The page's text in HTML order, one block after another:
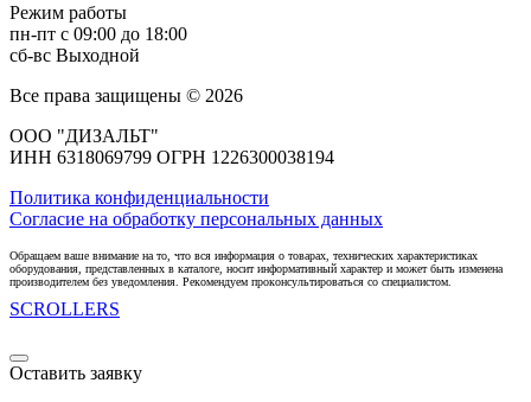
Режим работы
пн-пт с 09:00 до 18:00
сб-вс Выходной
Все права защищены © 2026
ООО "ДИЗАЛЬТ"
ИНН 6318069799 ОГРН 1226300038194
Политика конфиденциальности
Согласие на обработку персональных данных
Обращаем ваше внимание на то, что вся информация о товарах, технических характеристиках
оборудования, представленных в каталоге, носит информативный характер и может быть изменена
производителем без уведомления. Рекомендуем проконсультироваться со специалистом.
SCROLLERS
Оставить заявку